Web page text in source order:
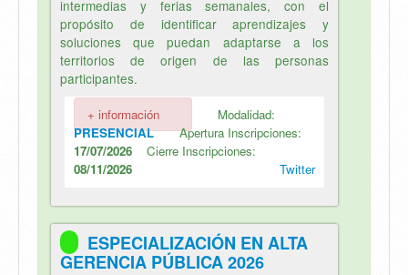
intermedias y ferias semanales, con el
propósito de identificar aprendizajes y
soluciones que puedan adaptarse a los
territorios de origen de las personas
participantes.
+ información
Modalidad:
PRESENCIALApertura Inscripciones:
17/07/2026Cierre Inscripciones:
08/11/2026
Twitter
ESPECIALIZACIÓN EN ALTA
GERENCIA PÚBLICA 2026